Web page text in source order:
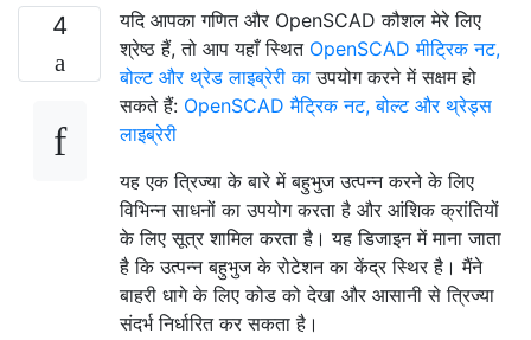
4
यदि आपका गणित और OpenSCAD कौशल मेरे लिए
श्रेष्ठ हैं, तो आप यहाँ स्थित OpenSCAD मीट्रिक नट,
बोल्ट और थ्रेड लाइब्रेरी का उपयोग करने में सक्षम हो
सकते हैं: OpenSCAD मैट्रिक नट, बोल्ट और थ्रेड्स
लाइब्रेरी
यह एक त्रिज्या के बारे में बहुभुज उत्पन्न करने के लिए
विभिन्न साधनों का उपयोग करता है और आंशिक क्रांतियों
के लिए सूत्र शामिल करता है। यह डिजाइन में माना जाता
है कि उत्पन्न बहुभुज के रोटेशन का केंद्र स्थिर है। मैंने
बाहरी धागे के लिए कोड को देखा और आसानी से त्रिज्या
संदर्भ निर्धारित कर सकता है।